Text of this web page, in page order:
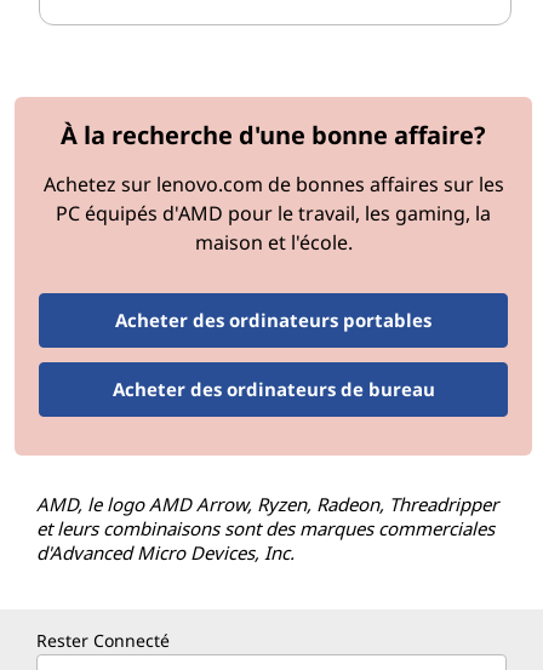
À la recherche d'une bonne affaire?
Achetez sur lenovo.com de bonnes affaires sur les
PC équipés d'AMD pour le travail, les gaming, la
maison et l'école.
Acheter des ordinateurs portables
Acheter des ordinateurs de bureau
AMD, le logo AMD Arrow, Ryzen, Radeon, Threadripper
et leurs combinaisons sont des marques commerciales
d'Advanced Micro Devices, Inc.
Rester Connecté